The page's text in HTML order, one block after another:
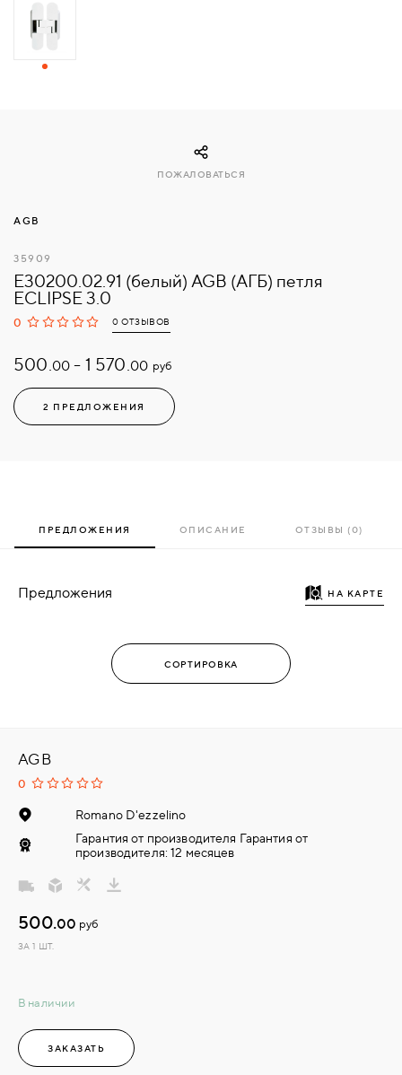
AGB
35909
E30200.02.91 (белый) AGB (АГБ) петля
ECLIPSE 3.0
0 0 ОТЗЫВОВ
500.00 - 1 570.00 руб
2 ПРЕДЛОЖЕНИЯ
ПОЖАЛОВАТЬСЯ
ПРЕДЛОЖЕНИЯ ОПИСАНИЕ ОТЗЫВЫ (0)
Предложения НА КАРТЕ
AGB
0
Romano D'ezzelino
Гарантия от производителя Гарантия от
производителя: 12 месяцев
В наличии
500.00 руб
ЗА 1 ШТ.
ЗАКАЗАТЬ